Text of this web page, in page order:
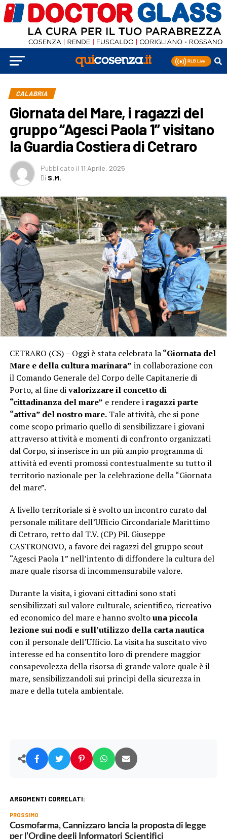
CALABRIA
Giornata del Mare, i ragazzi del
gruppo “Agesci Paola 1” visitano
la Guardia Costiera di Cetraro
Pubblicato il 11 Aprile, 2025
Di S.M.
CETRARO (CS) – Oggi è stata celebrata la“Giornata del
Mare e della cultura marinara” in collaborazione con
il Comando Generale del Corpo delle Capitanerie di
Porto, al fine divalorizzare il concetto di
“cittadinanza del mare” e rendere iragazzi parte
“attiva” del nostro mare.Tale attività, che si pone
come scopo primario quello di sensibilizzare i giovani
attraverso attività e momenti di confronto organizzati
dal Corpo, si inserisce in un più ampio programma di
attività ed eventi promossi contestualmente su tutto il
territorio nazionale per la celebrazione della “Giornata
del mare”.
A livello territoriale si è svolto un incontro curato dal
personale militare dell’Ufficio Circondariale Marittimo
di Cetraro, retto dal T.V. (CP) Pil. Giuseppe
CASTRONOVO, a favore dei ragazzi del gruppo scout
“Agesci Paola 1” nell’intento di diffondere la cultura del
mare quale risorsa di incommensurabile valore.
Durante la visita, i giovani cittadini sono stati
sensibilizzati sul valore culturale, scientifico, ricreativo
ed economico del mare e hanno svoltouna piccola
lezione sui nodi e sull’utilizzo della carta nautica
con il personale dell’Ufficio. La visita ha suscitato vivo
interesse ed ha consentito loro di prendere maggior
consapevolezza della risorsa di grande valore quale è il
mare, sensibilizzandoli sui principi della sicurezza in
mare e della tutela ambientale.
ARGOMENTI CORRELATI:
PROSSIMO
Cosmofarma, Cannizzaro lancia la proposta di legge
per l’Ordine degli Informatori Scientifici